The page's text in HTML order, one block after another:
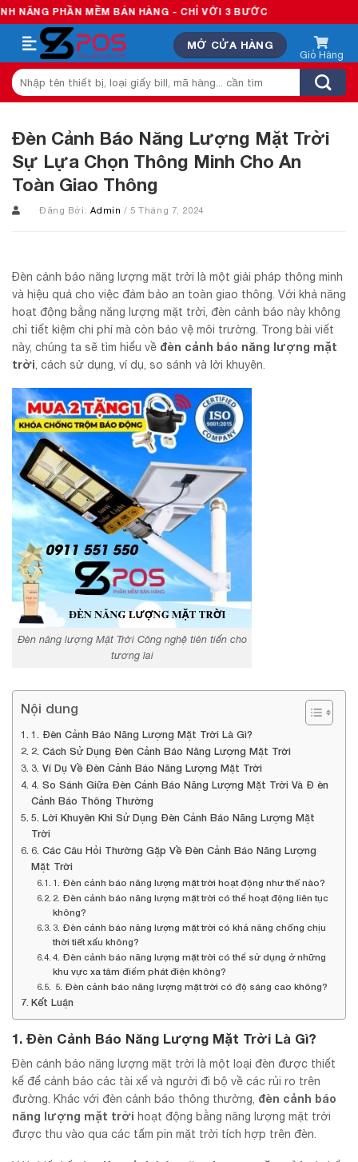
Skip
to
content
MỀM BÁN HÀNG - CHỈ VỚI 3 BƯỚC
MỞ CỬA HÀNG
Tìm
kiếm:
Đèn Cảnh Báo Năng Lượng Mặt Trời
Sự Lựa Chọn Thông Minh Cho An
Toàn Giao Thông
Đăng Bởi: Admin/ 5 Tháng 7, 2024
Đèn cảnh báo năng lượng mặt trời là một giải pháp thông minh
và hiệu quả cho việc đảm bảo an toàn giao thông. Với khả năng
hoạt động bằng năng lượng mặt trời, đèn cảnh báo này không
chỉ tiết kiệm chi phí mà còn bảo vệ môi trường. Trong bài viết
này, chúng ta sẽ tìm hiểu về đèn cảnh báo năng lượng mặt
trời , cách sử dụng, ví dụ, so sánh và lời khuyên.
Đèn năng lượng Mặt Trời Công nghệ tiên tiến cho
tương lai
Nội dung
1. Đèn Cảnh Báo Năng Lượng Mặt Trời Là Gì?
2. Cách Sử Dụng Đèn Cảnh Báo Năng Lượng Mặt Trời
3. Ví Dụ Về Đèn Cảnh Báo Năng Lượng Mặt Trời
4. So Sánh Giữa Đèn Cảnh Báo Năng Lượng Mặt Trời Và Đ èn
Cảnh Báo Thông Thường
5. Lời Khuyên Khi Sử Dụng Đèn Cảnh Báo Năng Lượng Mặt
Trời
6. Các Câu Hỏi Thường Gặp Về Đèn Cảnh Báo Năng Lượng
Mặt Trời
1. Đèn cảnh báo năng lượng mặt trời hoạt động như thế nào?
2. Đèn cảnh báo năng lượng mặt trời có thể hoạt động liên tục
không?
3. Đèn cảnh báo năng lượng mặt trời có khả năng chống chịu
thời tiết xấu không?
4. Đèn cảnh báo năng lượng mặt trời có thể sử dụng ở những
khu vực xa tâm điểm phát điện không?
5. Đèn cảnh báo năng lượng mặt trời có độ sáng cao không?
Kết Luận
1. Đèn Cảnh Báo Năng Lượng Mặt Trời Là Gì?
Đèn cảnh báo năng lượng mặt trời là một loại đèn được thiết
kế để cảnh báo các tài xế và người đi bộ về các rủi ro trên
đường. Khác với đèn cảnh báo thông thường, đèn cảnh báo
năng lượng mặt trời hoạt động bằng năng lượng mặt trời
được thu vào qua các tấm pin mặt trời tích hợp trên đèn.